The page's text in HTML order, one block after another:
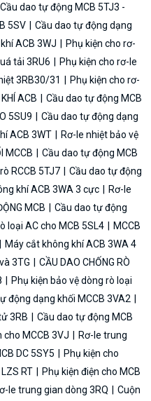
Cầu dao tự động MCB 5TJ3 -
5SV
Cầu dao tự động dạng
ACB 3WJ
Phụ kiện cho rơ-
tải 3RU6
Phụ kiện cho rơ-le
3RB30/31
Phụ kiện cho rơ-
ACB
Cầu dao tự động MCB
5SU9
Cầu dao tự động dạng
ACB 3WT
Rơ-le nhiệt bảo vệ
MCCB
Cầu dao tự động MCB
RCCB 5TJ7
Cầu dao tự động
khí ACB 3WA 3 cực
Rơ-le
MCB
Cầu dao tự động
loại AC cho MCB 5SL4
MCCB
Máy cắt không khí ACB 3WA 4
3TG
CẦU DAO CHỐNG RÒ
Phụ kiện bảo vệ dòng rò loại
động dạng khối MCCB 3VA2
3RB
Cầu dao tự động MCB
cho MCCB 3VJ
Rơ-le trung
DC 5SY5
Phụ kiện cho
RT
Phụ kiện điện cho MCB
le trung gian dòng 3RQ
Cuộn